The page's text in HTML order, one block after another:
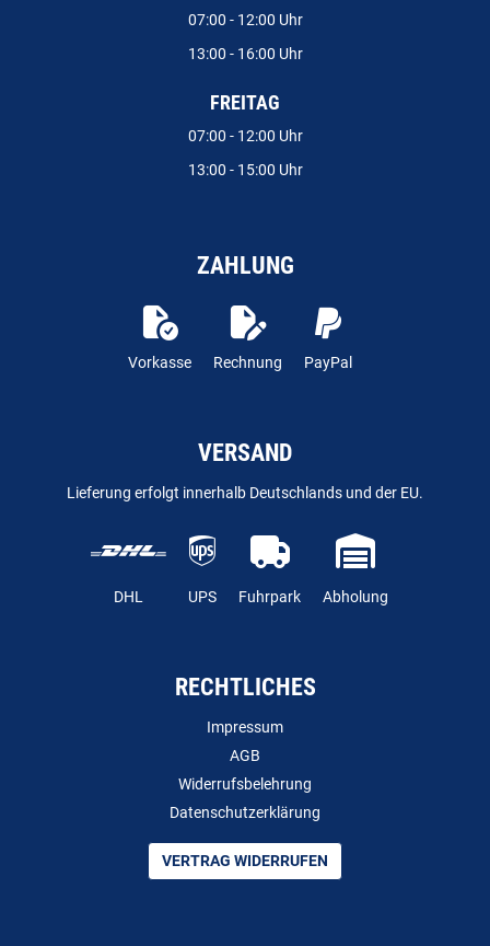
07:00 - 12:00 Uhr
13:00 - 16:00 Uhr
FREITAG
07:00 - 12:00 Uhr
13:00 - 15:00 Uhr
ZAHLUNG
Vorkasse Rechnung PayPal
VERSAND
Lieferung erfolgt innerhalb Deutschlands und der EU.
DHL UPS Fuhrpark Abholung
RECHTLICHES
Impressum
AGB
Widerrufsbelehrung
Datenschutzerklärung
VERTRAG WIDERRUFEN